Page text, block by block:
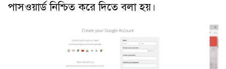
পাসওয়ার্ড নিশ্চিত করে দিতে বলা হয়।